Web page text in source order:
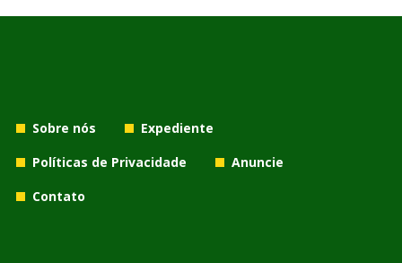
Sobre nós
Expediente
Políticas de Privacidade
Anuncie
Contato